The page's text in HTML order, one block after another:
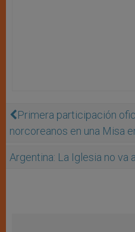
Primera participación
norcoreanos en una Misa
Argentina: La Iglesia no va